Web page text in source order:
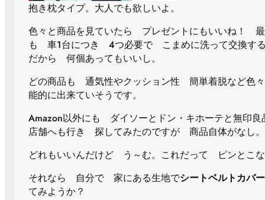
抱き枕タイプ。大人でも欲しいよ。
色々と商品を見ていたら プレゼントにもいいね！
も 車1台につき ４つ必要で こまめに洗って交換す
だから 何個あってもいいし。
どの商品も 通気性やクッション性 簡単着脱など色
能的に出来ていそうです。
Amazon以外にも ダイソーとドン・キホーテと無印良
店舗へも行き 探してみたのですが 商品自体がなし。
どれもいいんだけど う～む。これだって ピンとこ
それなら 自分で 家にある生地でシートベルトカバー
てみようか？